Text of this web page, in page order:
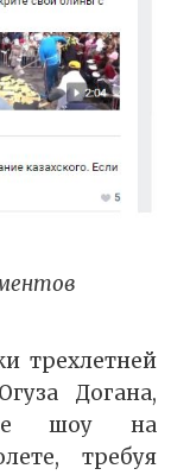
трехлетней
Догана,
шоу на
требуя